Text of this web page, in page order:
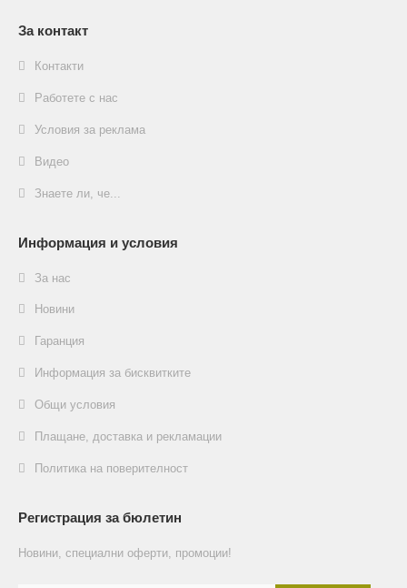
За контакт
Контакти
Работете с нас
Условия за реклама
Видео
Знаете ли, че...
Информация и условия
За нас
Новини
Гаранция
Информация за бисквитките
Общи условия
Плащане, доставка и рекламации
Политика на поверителност
Регистрация за бюлетин
Новини, специални оферти, промоции!